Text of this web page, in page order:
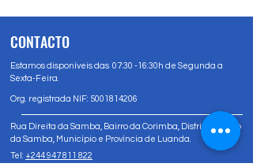
CONTACTO
Estamos disponíveis das 07:30 -16:30h de Segunda a
Sexta-Feira.
Org. registrada NIF: 5001814206
Rua Direita da Samba, Bairro da Corimba, Distrito Urbano
da Samba, Município e Província de Luanda.
Tel: +244 947 811 822